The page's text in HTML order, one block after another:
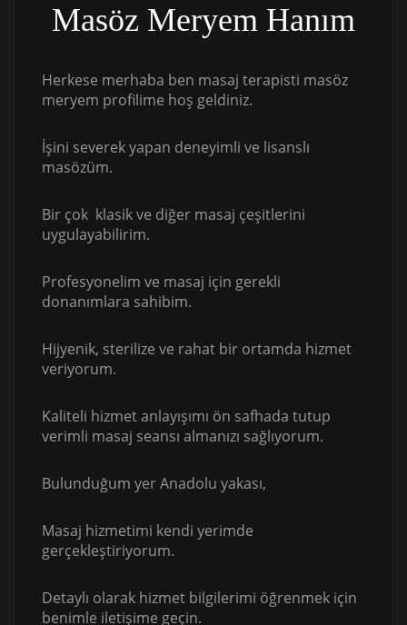
Masöz Meryem Hanım
Herkese merhaba ben masaj terapisti masöz
meryem profilime hoş geldiniz.
İşini severek yapan deneyimli ve lisanslı
masözüm.
Bir çok klasik ve diğer masaj çeşitlerini
uygulayabilirim.
Profesyonelim ve masaj için gerekli
donanımlara sahibim.
Hijyenik, sterilize ve rahat bir ortamda hizmet
veriyorum.
Kaliteli hizmet anlayışımı ön safhada tutup
verimli masaj seansı almanızı sağlıyorum.
Bulunduğum yer Anadolu yakası,
Masaj hizmetimi kendi yerimde
gerçekleştiriyorum.
Detaylı olarak hizmet bilgilerimi öğrenmek için
benimle iletişime geçin.